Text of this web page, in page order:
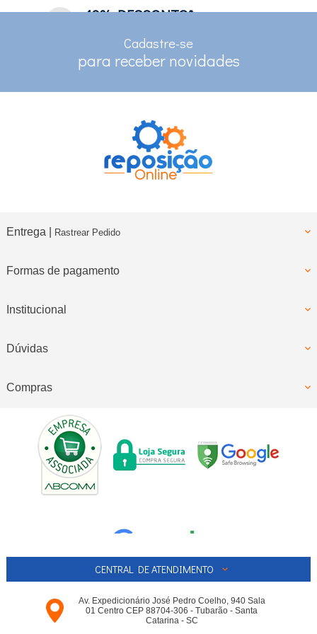
10% DESCONTO*
RASTREAMENTO
Cadastre-se
para receber novidades
Entrega | Rastrear Pedido
Formas de pagamento
Institucional
Dúvidas
Compras
CENTRAL DE ATENDIMENTO
Av. Expedicionário José Pedro Coelho, 940 Sala
01 Centro CEP 88704-306 - Tubarão - Santa
Catarina - SC